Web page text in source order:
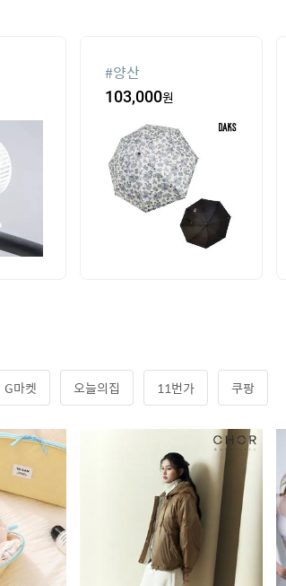
#양산
103,000원
G마켓 오늘의집 11번가 쿠팡